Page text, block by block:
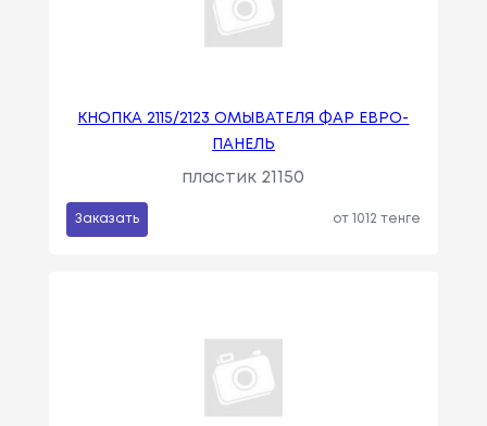
КНОПКА 2115/2123 ОМЫВАТЕЛЯ ФАР ЕВРО-
ПАНЕЛЬ
пластик 21150
Заказать от 1012 тенге